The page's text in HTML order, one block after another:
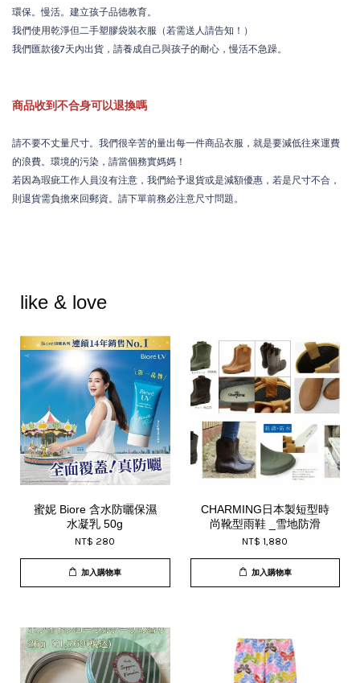
環保。慢活。建立孩子品德教育。
我們使用乾淨但二手塑膠袋裝衣服（若需送人請告知！）
我們匯款後7天內出貨，請養成自己與孩子的耐心，慢活不急躁。
商品收到不合身可以退換嗎
請不要不丈量尺寸。我們很辛苦的量出每一件商品衣服，就是要減低往來運費
的浪費。環境的污染，請當個務實媽媽！
若因為瑕疵工作人員沒有注意，我們給予退貨或是減額優惠，若是尺寸不合，
則退貨需負擔來回郵資。請下單前務必注意尺寸問題。
like & love
蜜妮 Biore 含水防曬保濕
水凝乳 50g
NT$ 280
加入購物車
CHARMING日本製短型時
尚靴型雨鞋 _雪地防滑
NT$ 1,880
加入購物車